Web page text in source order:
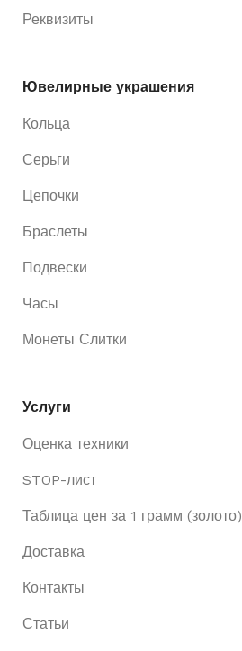
Реквизиты
Ювелирные украшения
Кольца
Серьги
Цепочки
Браслеты
Подвески
Часы
Монеты Слитки
Услуги
Оценка техники
STOP-лист
Таблица цен за 1 грамм (золото)
Доставка
Контакты
Статьи